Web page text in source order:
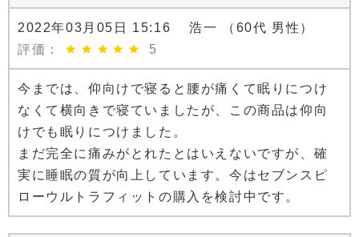
2022年03月05日 15:16 浩一 （60代 男性）
評価：
5
今までは、仰向けで寝ると腰が痛くて眠りにつけ
なくて横向きで寝ていましたが、この商品は仰向
けでも眠りにつけました。
まだ完全に痛みがとれたとはいえないですが、確
実に睡眠の質が向上しています。今はセブンスピ
ローウルトラフィットの購入を検討中です。